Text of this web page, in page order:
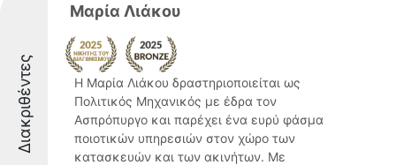
Διακριθέντες
Μαρία Λιάκου
Η Μαρία Λιάκου δραστηριοποιείται ως
Πολιτικός Μηχανικός με έδρα τον
Ασπρόπυργο και παρέχει ένα ευρύ φάσμα
ποιοτικών υπηρεσιών στον χώρο των
κατασκευών και των ακινήτων. Με